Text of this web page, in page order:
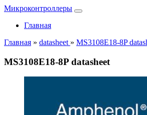
Микроконтроллеры
Главная
Главная » datasheet » MS3108E18-8P
MS3108E18-8P datasheet